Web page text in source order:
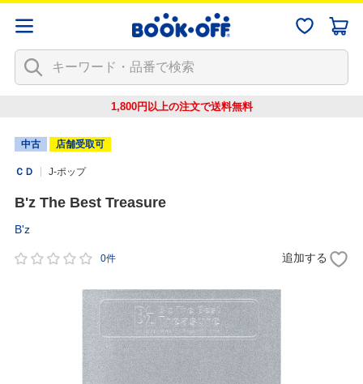
1,800円以上の注文で送料無料
中古 店舗受取可
ＣＤ J-ポップ
B'z The Best Treasure
B'z
0件 追加する